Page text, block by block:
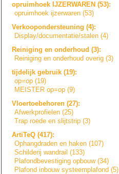
opruimhoek IJZERWAREN (53):
opruimhoek ijzerwaren (53)
Verkoopondersteuning (4):
Display/documentatie/stalen (4)
Reiniging en onderhoud (3):
Reiniging en onderhoud overig (3)
tijdelijk gebruik (19):
op=op (19)
MEISTER op=op (9)
Vloertoebehoren (27):
Afwerkprofielen (25)
Trap roede en slijtstrip (3)
ArtiTeQ (417):
Ophangdraden en haken (107)
Schilderij wandrail (133)
Plafondbevestiging opbouw (34)
Plafond inbouw systeemplafond (5)